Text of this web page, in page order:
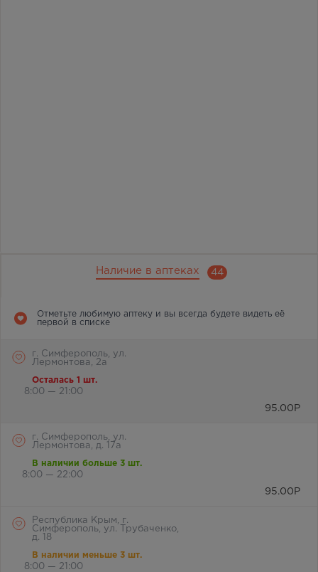
Наличие в аптеках 44
Отметьте любимую аптеку и вы всегда будете видеть её
первой в списке
г. Симферополь, ул.
Лермонтова, 2а
Осталась 1 шт.
8:00 — 21:00
95.00 Р
г. Симферополь, ул.
Лермонтова, д. 17а
В наличии больше 3 шт.
8:00 — 22:00
95.00 Р
Республика Крым, г.
Симферополь, ул. Трубаченко,
д. 18
В наличии меньше 3 шт.
8:00 — 21:00